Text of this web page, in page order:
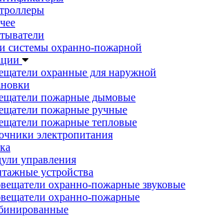
системы охранно-пожарной
охранные для наружной
пожарные дымовые
пожарные ручные
пожарные тепловые
электропитания
управления
устройства
охранно-пожарные звуковые
охранно-пожарные